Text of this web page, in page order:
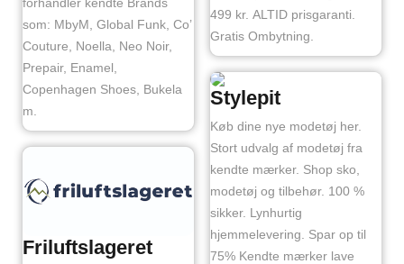
som: MbyM, Global Funk, Co’
Couture, Noella, Neo Noir,
Prepair, Enamel,
Copenhagen Shoes, Bukela
m.
Friluftslageret
499 kr. ALTID prisgaranti.
Gratis Ombytning.
Stylepit
Køb dine nye modetøj her.
Stort udvalg af modetøj fra
kendte mærker. Shop sko,
modetøj og tilbehør. 100 %
sikker. Lynhurtig
hjemmelevering. Spar op til
75% Kendte mærker lave